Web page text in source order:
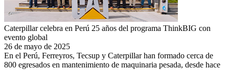
Caterpillar celebra en Perú 25 años del programa ThinkBIG con
evento global
26 de mayo de 2025
En el Perú, Ferreyros, Tecsup y Caterpillar han formado cerca de
800 egresados en mantenimiento de maquinaria pesada, desde hace